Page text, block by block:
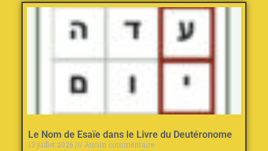
Le Nom de Esaïe dans le Livre du Deutéronome
13 juillet 2026
Aucun commentaire